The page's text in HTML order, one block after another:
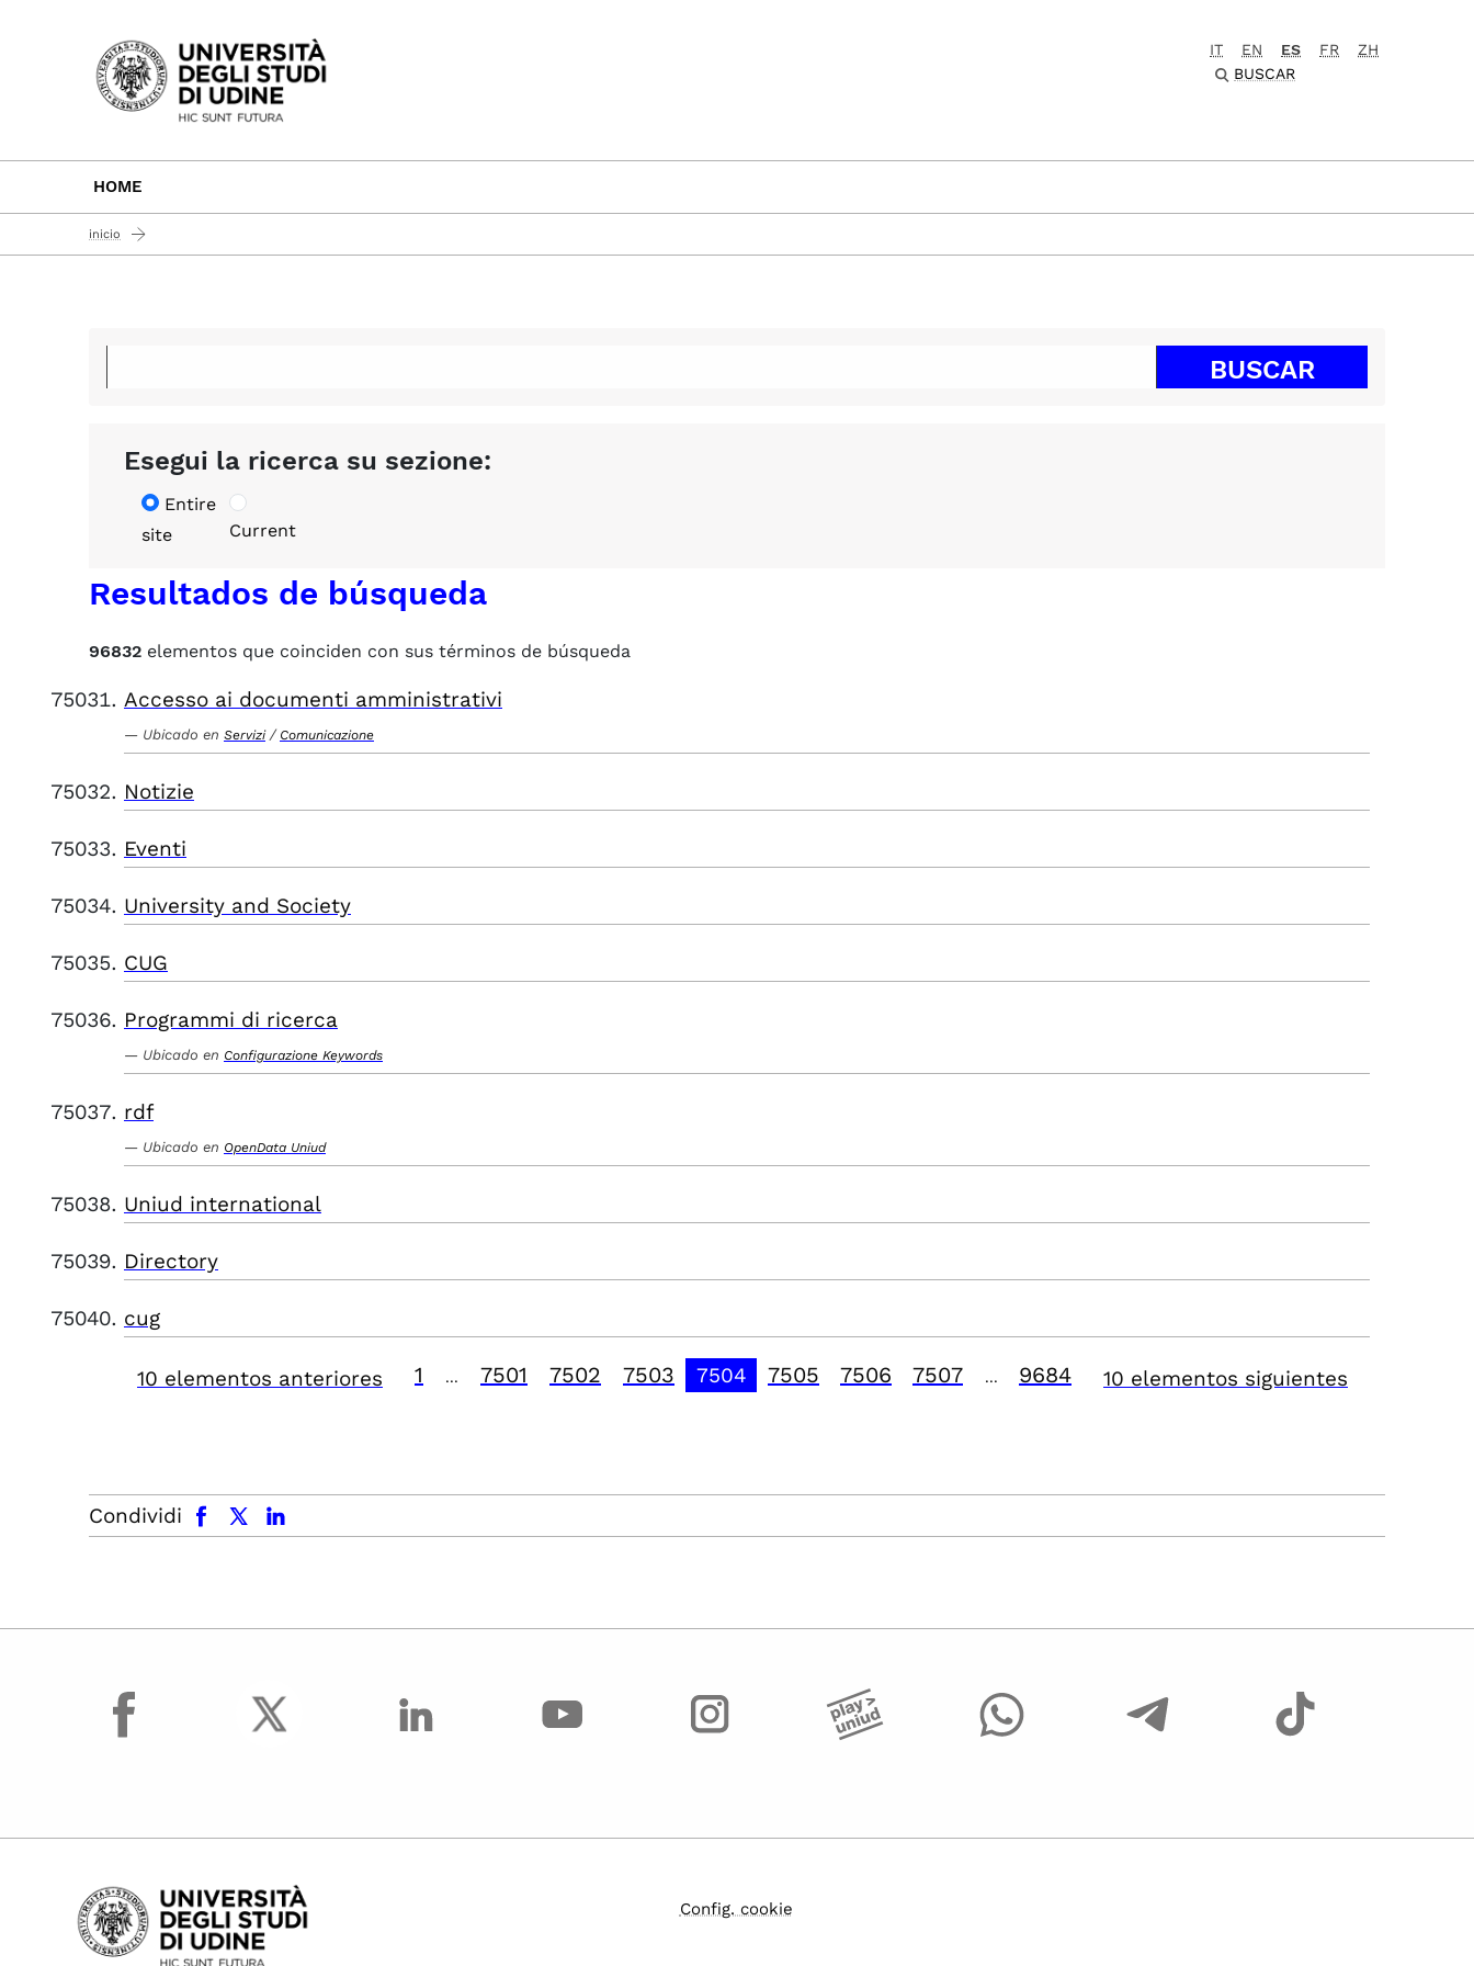
Passa al contenuto principale
IT EN ES FR
ZH
BUSCAR
HOME
inicio
Esegui la ricerca su sezione:
Entire
site
Current
Resultados de búsqueda
96832 elementos que coinciden con sus términos de búsqueda
Accesso ai documenti amministrativi
Ubicado en Servizi / Comunicazione
Notizie
Eventi
University and Society
CUG
Programmi di ricerca
Ubicado en Configurazione Keywords
rdf
Ubicado en OpenData Uniud
Uniud international
Directory
cug
10 elementos anteriores 1 7501 7502 7503 7504 7505 7506 7507 9684 10 elementos siguientes
Condividi
facebook x.com linkedin
facebook
Config. cookie